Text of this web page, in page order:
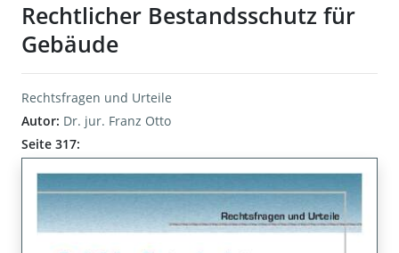
Rechtlicher Bestandsschutz für
Gebäude
Rechtsfragen und Urteile
Autor: Dr. jur. Franz Otto
Seite 317: